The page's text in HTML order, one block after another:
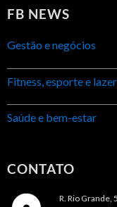
FB NEWS
Gestão e negócios
Fitness, esporte e lazer
Saúde e bem-estar
CONTATO
R. Rio Grande,